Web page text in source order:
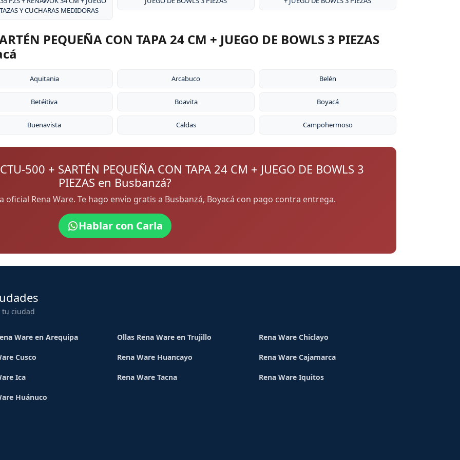
Y CUCHARAS MEDIDORAS
PEQUEÑA CON TAPA 24 CM + JUEGO DE BOWLS 3 PIEZAS
Aquitania Arcabuco Belén
Betéitiva Boavita Boyacá
Buenavista Caldas Campohermoso
500 + SARTÉN PEQUEÑA CON TAPA 24 CM + JUEGO DE BOWLS 3
PIEZAS en Busbanzá?
oficial Rena Ware. Te hago envío gratis a Busbanzá, Boyacá con pago contra entrega.
Hablar con Carla
tu ciudad
Ware en Arequipa Ollas Rena Ware en Trujillo Rena Ware Chiclayo
Cusco Rena Ware Huancayo Rena Ware Cajamarca
Ica Rena Ware Tacna Rena Ware Iquitos
Huánuco